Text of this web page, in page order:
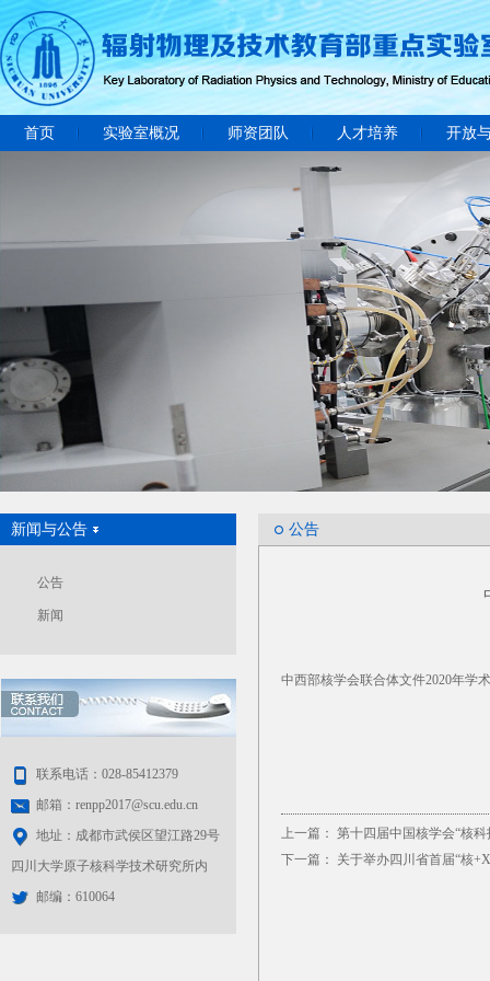
首页 实验室概况 师资团队 人才培养 开放
新闻与公告
公告
新闻
联系电话：028-85412379
邮箱：renpp2017@scu.edu.cn
地址：成都市武侯区望江路29号
四川大学原子核科学技术研究所内
邮编：610064
公告
中西部核学会联合体文件2020年学
上一篇： 第十四届中国核学会“核
下一篇： 关于举办四川省首届“核